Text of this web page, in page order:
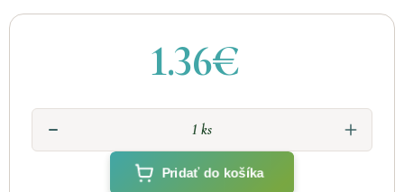
1.36€
Pridať do košíka